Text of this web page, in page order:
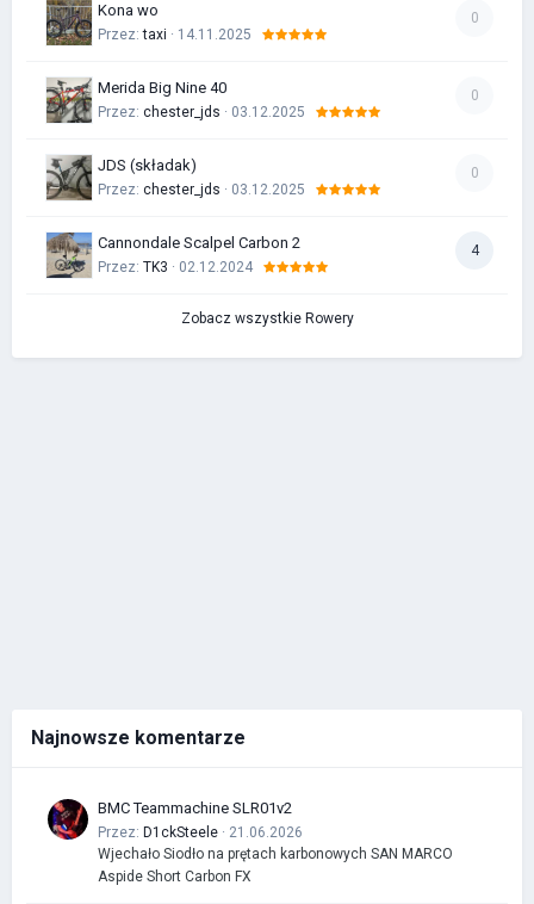
0
Kona wo
Przez:taxi · 14.11.2025
0
Merida Big Nine 40
Przez: chester_jds · 03.12.2025
0
JDS (składak)
Przez: chester_jds · 03.12.2025
4
Cannondale Scalpel Carbon 2
Przez: TK3 · 02.12.2024
Zobacz wszystkie Rowery
Najnowsze komentarze
BMC Teammachine SLR01v2
Przez: D1ckSteele · 21.06.2026
Wjechało Siodło na prętach karbonowych SAN MARCO
Aspide Short Carbon FX